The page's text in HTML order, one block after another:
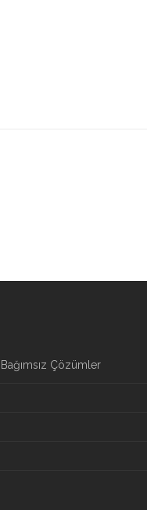
Çözümler